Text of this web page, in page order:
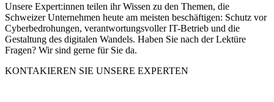
Unsere Expert:innen teilen ihr Wissen zu den Themen, die
Schweizer Unternehmen heute am meisten beschäftigen: Schutz vor
Cyberbedrohungen, verantwortungsvoller IT-Betrieb und die
Gestaltung des digitalen Wandels. Haben Sie nach der Lektüre
Fragen? Wir sind gerne für Sie da.
KONTAKIEREN SIE UNSERE EXPERTEN